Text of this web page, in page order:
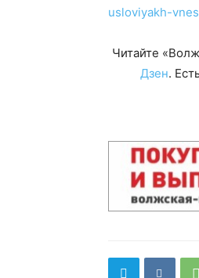
usloviyakh-
Читайте
Дзен.